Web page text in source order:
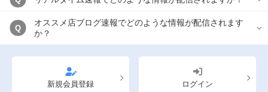
Q
オススメ店ブログ速報でどのような情報が配信されます
か？
新規会員登録 ログイン